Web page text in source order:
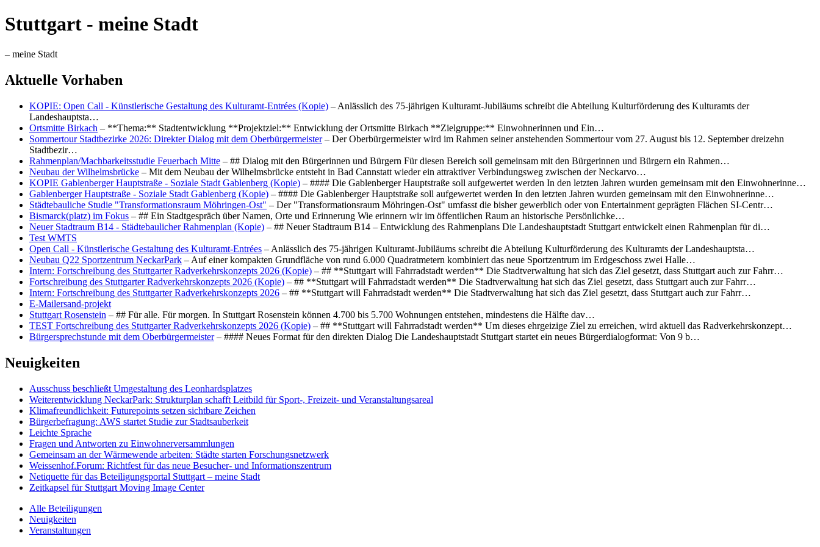
Stuttgart - meine Stadt
– meine Stadt
Aktuelle Vorhaben
KOPIE: Open Call - Künstlerische Gestaltung des Kulturamt-Entrées (Kopie) – Anlässlich des 75-jährigen Kulturamt-Jubiläums schreibt die Abteilung Kulturförderung des Kulturamts der
Landeshauptsta…
Ortsmitte Birkach – **Thema:** Stadtentwicklung **Projektziel:** Entwicklung der Ortsmitte Birkach **Zielgruppe:** Einwohnerinnen und Ein…
Sommertour Stadtbezirke 2026: Direkter Dialog mit dem Oberbürgermeister– Der Oberbürgermeister wird im Rahmen seiner anstehenden Sommertour vom 27. August bis 12. September dreizehn
Stadtbezir…
Rahmenplan/Machbarkeitsstudie Feuerbach Mitte – ## Dialog mit den Bürgerinnen und Bürgern Für diesen Bereich soll gemeinsam mit den Bürgerinnen und Bürgern ein Rahmen…
Neubau der Wilhelmsbrücke – Mit dem Neubau der Wilhelmsbrücke entsteht in Bad Cannstatt wieder ein attraktiver Verbindungsweg zwischen der Neckarvo…
KOPIE Gablenberger Hauptstraße - Soziale Stadt Gablenberg (Kopie) – #### Die Gablenberger Hauptstraße soll aufgewertet werden In den letzten Jahren wurden gemeinsam mit den Einwohnerinne…
Gablenberger Hauptstraße - Soziale Stadt Gablenberg (Kopie) – #### Die Gablenberger Hauptstraße soll aufgewertet werden In den letzten Jahren wurden gemeinsam mit den Einwohnerinne…
Städtebauliche Studie "Transformationsraum Möhringen-Ost" – Der "Transformationsraum Möhringen-Ost" umfasst die bisher gewerblich oder von Entertainment geprägten Flächen SI-Centr…
Bismarck(platz) im Fokus – ## Ein Stadtgespräch über Namen, Orte und Erinnerung Wie erinnern wir im öffentlichen Raum an historische Persönlichke…
Neuer Stadtraum B14 - Städtebaulicher Rahmenplan (Kopie) – ## Neuer Stadtraum B14 – Entwicklung des Rahmenplans Die Landeshauptstadt Stuttgart entwickelt einen Rahmenplan für di…
Test WMTS
Open Call - Künstlerische Gestaltung des Kulturamt-Entrées – Anlässlich des 75-jährigen Kulturamt-Jubiläums schreibt die Abteilung Kulturförderung des Kulturamts der Landeshauptsta…
Neubau Q22 Sportzentrum NeckarPark – Auf einer kompakten Grundfläche von rund 6.000 Quadratmetern kombiniert das neue Sportzentrum im Erdgeschoss zwei Halle…
Intern: Fortschreibung des Stuttgarter Radverkehrskonzepts 2026 (Kopie) – ## **Stuttgart will Fahrradstadt werden** Die Stadtverwaltung hat sich das Ziel gesetzt, dass Stuttgart auch zur Fahrr…
Fortschreibung des Stuttgarter Radverkehrskonzepts 2026 (Kopie) – ## **Stuttgart will Fahrradstadt werden** Die Stadtverwaltung hat sich das Ziel gesetzt, dass Stuttgart auch zur Fahrr…
Intern: Fortschreibung des Stuttgarter Radverkehrskonzepts 2026 – ## **Stuttgart will Fahrradstadt werden** Die Stadtverwaltung hat sich das Ziel gesetzt, dass Stuttgart auch zur Fahrr…
E-Mailersand-projekt
Stuttgart Rosenstein – ## Für alle. Für morgen. In Stuttgart Rosenstein können 4.700 bis 5.700 Wohnungen entstehen, mindestens die Hälfte dav…
TEST Fortschreibung des Stuttgarter Radverkehrskonzepts 2026 (Kopie) – ## **Stuttgart will Fahrradstadt werden** Um dieses ehrgeizige Ziel zu erreichen, wird aktuell das Radverkehrskonzept…
Bürgersprechstunde mit dem Oberbürgermeister– #### Neues Format für den direkten Dialog Die Landeshauptstadt Stuttgart startet ein neues Bürgerdialogformat: Von 9 b…
Neuigkeiten
Ausschuss beschließt Umgestaltung des Leonhards­platzes
Weiterentwicklung NeckarPark: Strukturplan schafft Leitbild für Sport-, Freizeit- und Veranstaltungsareal
Klimafreundlichkeit: Futurepoints setzen sichtbare Zeichen
Bürgerbefragung: AWS startet Studie zur Stadtsauberkeit
Leichte Sprache
Fragen und Antworten zu Einwohnerversammlungen
Gemeinsam an der Wärmewende arbeiten: Städte starten Forschungsnetzwerk
Weissenhof.Forum: Richtfest für das neue Besucher- und Informationszentrum
Netiquette für das Beteiligungsportal Stuttgart – meine Stadt
Zeitkapsel für Stuttgart Moving Image Center
Alle Beteiligungen
Neuigkeiten
Veranstaltungen